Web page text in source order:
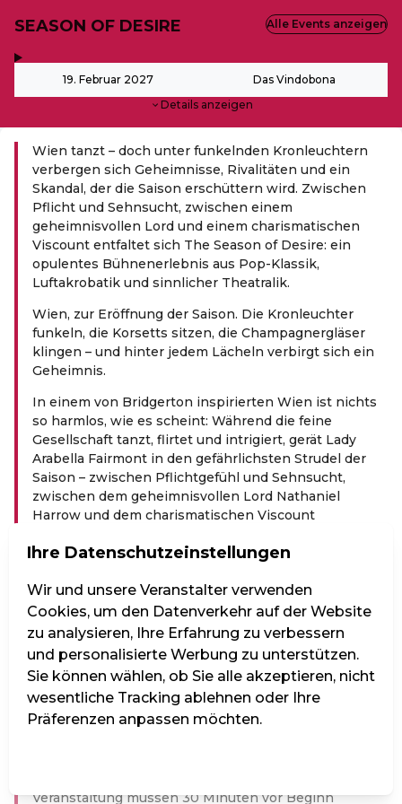
SEASON OF DESIRE
19. Februar 2027 Das Vindobona
Details anzeigen
Alle Events anzeigen
Wien tanzt – doch unter funkelnden Kronleuchtern
verbergen sich Geheimnisse, Rivalitäten und ein
Skandal, der die Saison erschüttern wird. Zwischen
Pflicht und Sehnsucht, zwischen einem
geheimnisvollen Lord und einem charismatischen
Viscount entfaltet sich The Season of Desire: ein
opulentes Bühnenerlebnis aus Pop-Klassik,
Luftakrobatik und sinnlicher Theatralik.
Wien, zur Eröffnung der Saison. Die Kronleuchter
funkeln, die Korsetts sitzen, die Champagnergläser
klingen – und hinter jedem Lächeln verbirgt sich ein
Geheimnis.
In einem von Bridgerton inspirierten Wien ist nichts
so harmlos, wie es scheint: Während die feine
Gesellschaft tanzt, flirtet und intrigiert, gerät Lady
Arabella Fairmont in den gefährlichsten Strudel der
Saison – zwischen Pflichtgefühl und Sehnsucht,
zwischen dem geheimnisvollen Lord Nathaniel
Harrow und dem charismatischen Viscount
Doch hinter Fächern, Fassaden und höfischer Eleganz
brodelt es: Geheimnisse werden geflüstert,
Rivalitäten zugespitzt, Wahrheiten enthüllt – und ein
einziger Skandal könnte die Saison ins Wanken
bringen, noch bevor sie richtig begonnen hat.
GASTRONOMIE:
Bei allen Vorstellungen im Vindobona haben Sie die
Möglichkeit sich auch kulinarisch verwöhnen zu
Veranstaltung müssen 30 Minuten vor Beginn
Ihre Datenschutzeinstellungen
Wir und unsere Veranstalter verwenden
Cookies, um den Datenverkehr auf der Website
zu analysieren, Ihre Erfahrung zu verbessern
und personalisierte Werbung zu unterstützen.
Sie können wählen, ob Sie alle akzeptieren, nicht
wesentliche Tracking ablehnen oder Ihre
Präferenzen anpassen möchten.